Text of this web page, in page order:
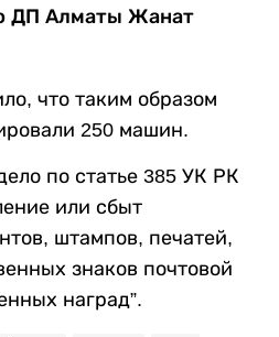
ДП Алматы Жанат
что таким образом
250 машин.
по статье 385 УК РК
или сбыт
штампов, печатей,
знаков почтовой
наград”.